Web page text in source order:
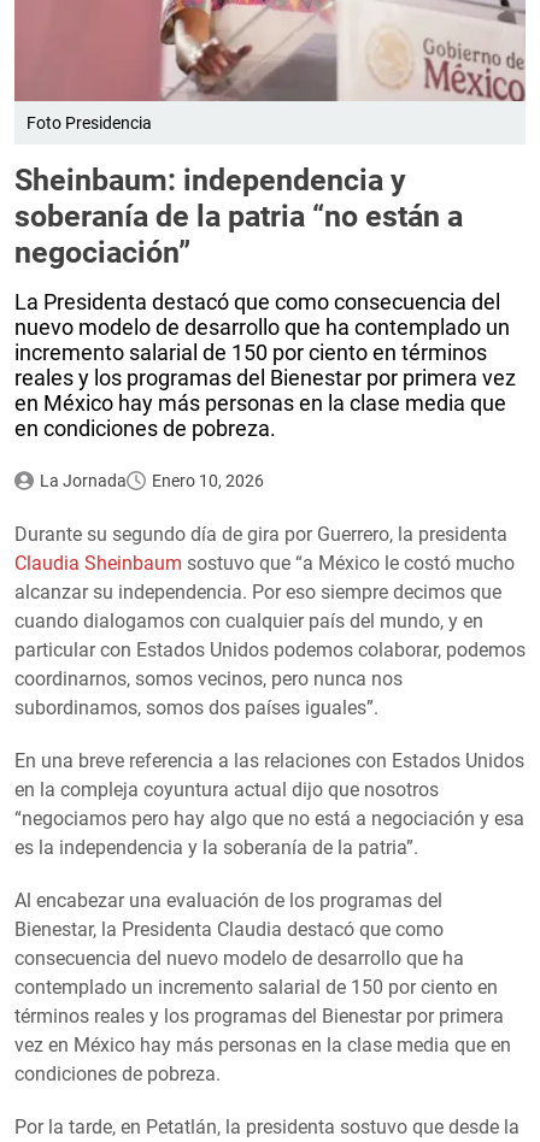
Foto Presidencia
Sheinbaum: independencia y
soberanía de la patria “no están a
negociación”
La Presidenta destacó que como consecuencia del
nuevo modelo de desarrollo que ha contemplado un
incremento salarial de 150 por ciento en términos
reales y los programas del Bienestar por primera vez
en México hay más personas en la clase media que
en condiciones de pobreza.
La Jornada Enero 10, 2026
Durante su segundo día de gira por Guerrero, la presidenta
Claudia Sheinbaum sostuvo que “a México le costó mucho
alcanzar su independencia. Por eso siempre decimos que
cuando dialogamos con cualquier país del mundo, y en
particular con Estados Unidos podemos colaborar, podemos
coordinarnos, somos vecinos, pero nunca nos
subordinamos, somos dos países iguales”.
En una breve referencia a las relaciones con Estados Unidos
en la compleja coyuntura actual dijo que nosotros
“negociamos pero hay algo que no está a negociación y esa
es la independencia y la soberanía de la patria”.
Al encabezar una evaluación de los programas del
Bienestar, la Presidenta Claudia destacó que como
consecuencia del nuevo modelo de desarrollo que ha
contemplado un incremento salarial de 150 por ciento en
términos reales y los programas del Bienestar por primera
vez en México hay más personas en la clase media que en
condiciones de pobreza.
Por la tarde, en Petatlán, la presidenta sostuvo que desde la